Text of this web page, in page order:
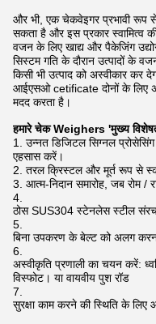
और भी, एक चेकवेइगर प्रभावी रूप
सकता है और इस प्रकार स्वामित्व
वजन के लिए खाद्य और पैकेजिंग
सिस्टम गति के दौरान उत्पादों के
किसी भी उत्पाद को अस्वीकार कर
आईएसओ cetificate दोनों के लिए
मदद करता है।
हमारे चेक Weighers 'मुख्य
उन्नत डिजिटल सिग्नल
एहसास करें।
तरल क्रिस्टल और मूर्त रूप से
आत्म-निदान समारोह, जब रोम /
ठोस SUS304 स्टेनलेस स्टील
बिना उपकरण के बेल्ट को अलग
अस्वीकृति प्रणाली का चयन करें:
विस्फोट। या वायवीय पुश रॉड
सुरक्षा काम करने की स्थिति के लिए